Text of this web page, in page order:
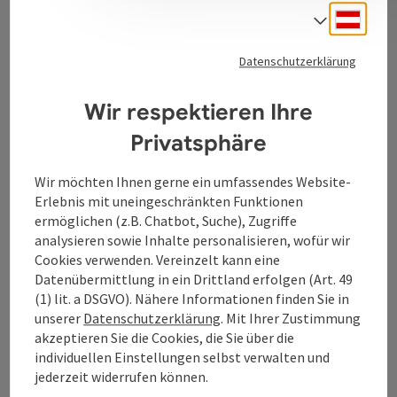
Oberösterreich
WGD Donau Oberösterreich Tourismus
Lindengasse 9
4040 Linz
+43 732 7277 - 888
info@donauregion.at
Fax: +43 732 7277 - 804
Datenschutzerklärung
Wir respektieren Ihre
Privatsphäre
Wir möchten Ihnen gerne ein umfassendes Website-
Erlebnis mit uneingeschränkten Funktionen
ermöglichen (z.B. Chatbot, Suche), Zugriffe
analysieren sowie Inhalte personalisieren, wofür wir
Cookies verwenden. Vereinzelt kann eine
Datenübermittlung in ein Drittland erfolgen (Art. 49
(1) lit. a DSGVO). Nähere Informationen finden Sie in
unserer Datenschutzerklärung. Mit Ihrer Zustimmung
akzeptieren Sie die Cookies, die Sie über die
individuellen Einstellungen selbst verwalten und
jederzeit widerrufen können.